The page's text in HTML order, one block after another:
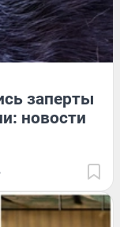
заперты
новости